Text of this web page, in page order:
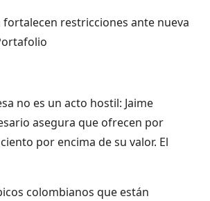
fortalecen restricciones ante nueva
no es un acto hostil: Jaime
asegura que ofrecen por
por encima de su valor. El
colombianos que están